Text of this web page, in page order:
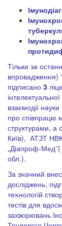
Тільки за
впровадження)
підписано 3
взаємодії
про співпрацю
структурами,
Київ), АТЗТ
„Діапроф-Мед”(
обл.).
За значний
досліджень,
технологій
тестів для
захворювань